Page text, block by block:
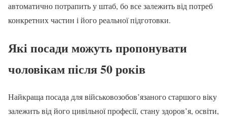
автоматично потрапить у штаб, бо все залежить від потреб
конкретних частин і його реальної підготовки.
Які посади можуть пропонувати
чоловікам після 50 років
Найкраща посада для військовозобов’язаного старшого віку
залежить від його цивільної професії, стану здоров’я, освіти,